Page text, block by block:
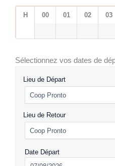
H 00 01 02 03
Sélectionnez vos dates de
Lieu de Départ
Lieu de Retour
Date Départ